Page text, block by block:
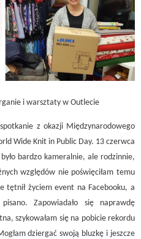
i warsztaty w Outlecie
z okazji Międzynarodowego
Wide Knit in Public Day. 13 czerwca
bardzo kameralnie, ale rodzinnie,
względów nie poświęciłam temu
tętnił życiem event na Facebooku, a
Zapowiadało się naprawdę
szykowałam się na pobicie rekordu
dziergać swoją bluzkę i jeszcze